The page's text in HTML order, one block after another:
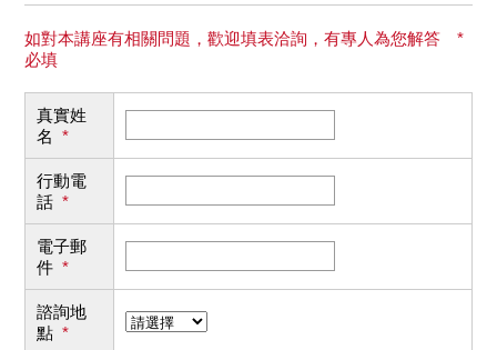
如對本講座有相關問題，歡迎填表洽詢，有專人為您解答 *
必填
真實姓
名 *
行動電
話 *
電子郵
件 *
諮詢地
點 *